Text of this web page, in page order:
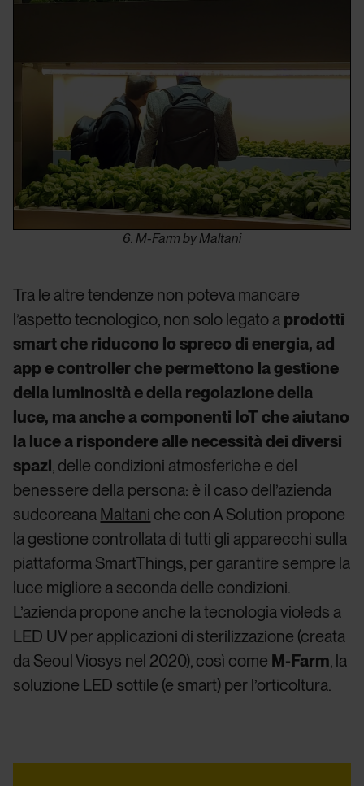
6. M-Farm by Maltani
Tra le altre tendenze non poteva mancare
l’aspetto tecnologico, non solo legato a prodotti
smart che riducono lo spreco di energia, ad
app e controller che permettono la gestione
della luminosità e della regolazione della
luce, ma anche a componenti IoT che aiutano
la luce a rispondere alle necessità dei diversi
spazi, delle condizioni atmosferiche e del
benessere della persona: è il caso dell’azienda
sudcoreana Maltani che con A Solution propone
la gestione controllata di tutti gli apparecchi sulla
piattaforma SmartThings, per garantire sempre la
luce migliore a seconda delle condizioni.
L’azienda propone anche la tecnologia violeds a
LED UV per applicazioni di sterilizzazione (creata
da Seoul Viosys nel 2020), così come M-Farm, la
soluzione LED sottile (e smart) per l’orticoltura.